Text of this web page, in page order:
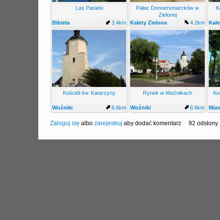
Las Pasieki
Bibiela 3.4km
Pałac Donnersmarcków w
Zielonej
Kalety Zielona
4.2km
Kościół św. Katarzyny
Woźniki 6.6km
Rynek w Woźnikach
Woźniki 6.6km
Zaloguj się albo zarejestruj aby dodać komentarz 92 odsłony